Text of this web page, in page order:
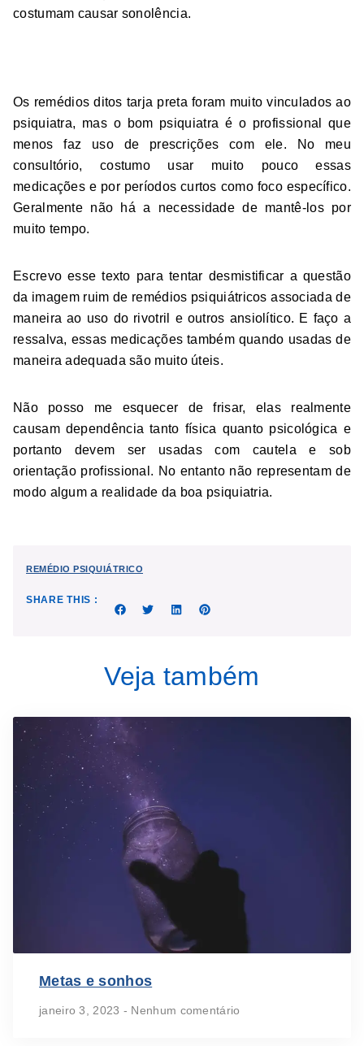
costumam causar sonolência.
Os remédios ditos tarja preta foram muito vinculados ao
psiquiatra, mas o bom psiquiatra é o profissional que
menos faz uso de prescrições com ele. No meu
consultório, costumo usar muito pouco essas
medicações e por períodos curtos como foco específico.
Geralmente não há a necessidade de mantê-los por
muito tempo.
Escrevo esse texto para tentar desmistificar a questão
da imagem ruim de remédios psiquiátricos associada de
maneira ao uso do rivotril e outros ansiolítico. E faço a
ressalva, essas medicações também quando usadas de
maneira adequada são muito úteis.
Não posso me esquecer de frisar, elas realmente
causam dependência tanto física quanto psicológica e
portanto devem ser usadas com cautela e sob
orientação profissional. No entanto não representam de
modo algum a realidade da boa psiquiatria.
REMÉDIO PSIQUIÁTRICO
SHARE THIS :
Veja também
Metas e sonhos
janeiro 3, 2023 Nenhum comentário